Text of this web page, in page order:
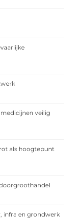
veilig
als hoogtepunt
infra en grondwerk